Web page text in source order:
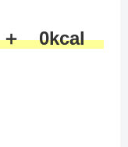
＋ 0kcal